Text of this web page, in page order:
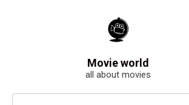
Movie world
all about movies
Search: